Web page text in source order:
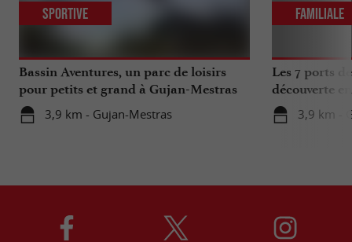
Bassin Aventures, un parc de loisirs
pour petits et grand à Gujan-Mestras
3,9 km - Gujan-Mestras
Sportive
Les 7 ports
découverte
3,9 km -
Familiale